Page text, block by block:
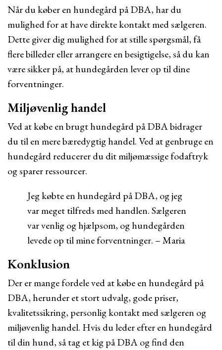
Når du køber en hundegård på DBA, har du
mulighed for at have direkte kontakt med sælgeren.
Dette giver dig mulighed for at stille spørgsmål, få
flere billeder eller arrangere en besigtigelse, så du kan
være sikker på, at hundegården lever op til dine
forventninger.
Miljøvenlig handel
Ved at købe en brugt hundegård på DBA bidrager
du til en mere bæredygtig handel. Ved at genbruge en
hundegård reducerer du dit miljømæssige fodaftryk
og sparer ressourcer.
Jeg købte en hundegård på DBA, og jeg
var meget tilfreds med handlen. Sælgeren
var venlig og hjælpsom, og hundegården
levede op til mine forventninger. – Maria
Konklusion
Der er mange fordele ved at købe en hundegård på
DBA, herunder et stort udvalg, gode priser,
kvalitetssikring, personlig kontakt med sælgeren og
miljøvenlig handel. Hvis du leder efter en hundegård
til din hund, så tag et kig på DBA og find den